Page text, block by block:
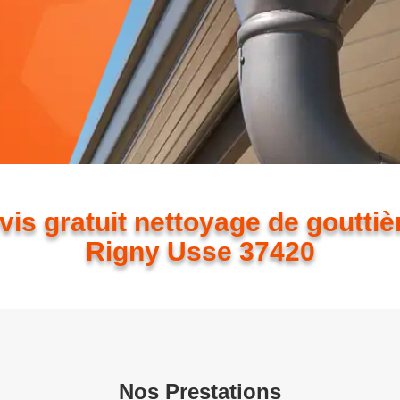
gratuit nettoyage de
Rigny Usse 37420
Nos Prestations